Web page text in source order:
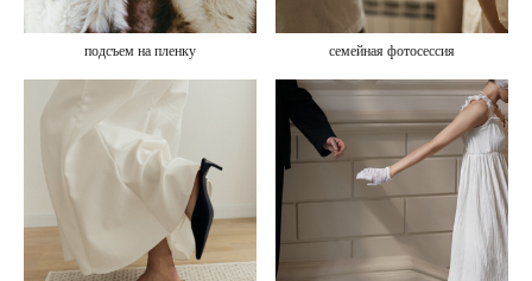
подсъем на пленку семейная фотосессия